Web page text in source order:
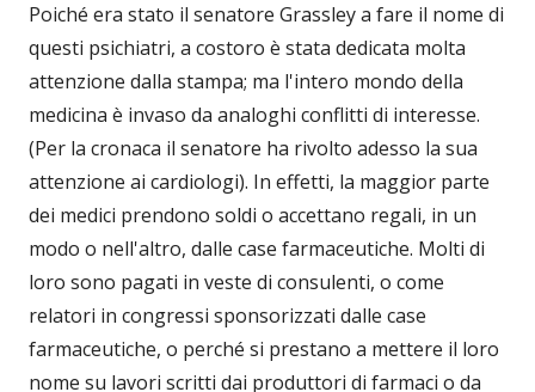
Poiché era stato il senatore Grassley a fare il nome di
questi psichiatri, a costoro è stata dedicata molta
attenzione dalla stampa; ma l'intero mondo della
medicina è invaso da analoghi conflitti di interesse.
(Per la cronaca il senatore ha rivolto adesso la sua
attenzione ai cardiologi). In effetti, la maggior parte
dei medici prendono soldi o accettano regali, in un
modo o nell'altro, dalle case farmaceutiche. Molti di
loro sono pagati in veste di consulenti, o come
relatori in congressi sponsorizzati dalle case
farmaceutiche, o perché si prestano a mettere il loro
nome su lavori scritti dai produttori di farmaci o da